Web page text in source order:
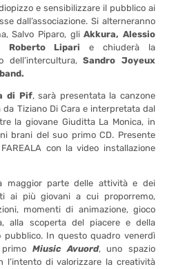
e sensibilizzare il pubblico ai
dall’associazione. Si alterneranno
Salvo Piparo, gliAkkura, Alessio
Roberto Liparie chiuderà la
dell’intercultura,Sandro Joyeux
di Pif, sarà presentata la canzone
Tiziano Di Cara e interpretata dal
la giovane Giuditta La Monica, in
brani del suo primo CD. Presente
con la video installazione
maggior parte delle attività e dei
ai più giovani a cui proporremo,
momenti di animazione, gioco
alla scoperta del piacere e della
pubblico. In questo quadro venerdì
Miusic Avuord, uno spazio
l’intento di valorizzare la creatività